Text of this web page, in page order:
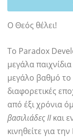
Ο Θεός θέλει!
Το Paradox
μεγάλα
μεγάλο βαθμό το
διαφορετικές
από έξι χρόνια
βασιλιάδες ΙΙκαι
κινηθείτε για